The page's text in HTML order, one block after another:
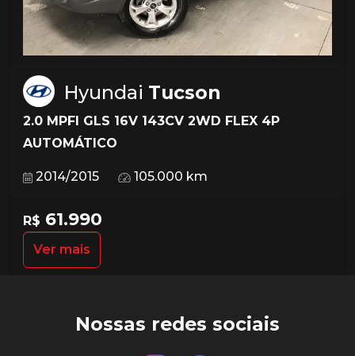
Hyundai Tucson
2.0 MPFI GLS 16V 143CV 2WD FLEX 4P
AUTOMÁTICO
2014/2015 105.000 km
R$ 61.990
Ver mais
Nossas redes sociais